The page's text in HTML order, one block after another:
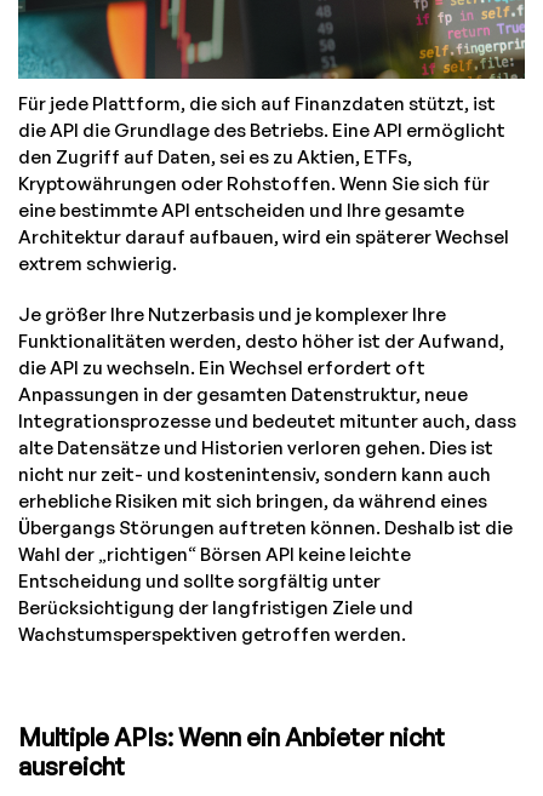
Für jede Plattform, die sich auf Finanzdaten stützt, ist
die API die Grundlage des Betriebs. Eine API ermöglicht
den Zugriff auf Daten, sei es zu Aktien, ETFs,
Kryptowährungen oder Rohstoffen. Wenn Sie sich für
eine bestimmte API entscheiden und Ihre gesamte
Architektur darauf aufbauen, wird ein späterer Wechsel
extrem schwierig.
Je größer Ihre Nutzerbasis und je komplexer Ihre
Funktionalitäten werden, desto höher ist der Aufwand,
die API zu wechseln. Ein Wechsel erfordert oft
Anpassungen in der gesamten Datenstruktur, neue
Integrationsprozesse und bedeutet mitunter auch, dass
alte Datensätze und Historien verloren gehen. Dies ist
nicht nur zeit- und kostenintensiv, sondern kann auch
erhebliche Risiken mit sich bringen, da während eines
Übergangs Störungen auftreten können. Deshalb ist die
Wahl der „richtigen“ Börsen API keine leichte
Entscheidung und sollte sorgfältig unter
Berücksichtigung der langfristigen Ziele und
Wachstumsperspektiven getroffen werden.
Multiple APIs: Wenn ein Anbieter nicht
ausreicht